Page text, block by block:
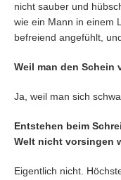
nicht sauber und
wie ein Mann in einem
befreiend angefühlt,
Weil man den Schein
Ja, weil man sich
Entstehen beim
Welt nicht vorsingen
Eigentlich nicht.